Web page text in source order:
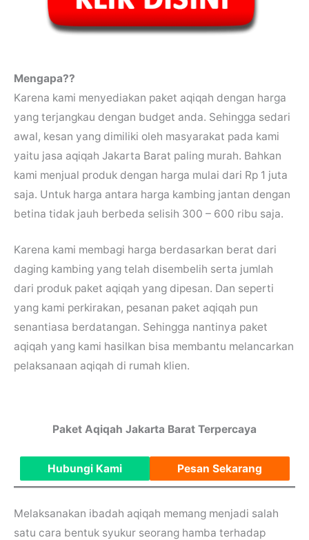
Mengapa??
Karena kami menyediakan paket aqiqah dengan harga
yang terjangkau dengan budget anda. Sehingga sedari
awal, kesan yang dimiliki oleh masyarakat pada kami
yaitu jasa aqiqah Jakarta Barat paling murah. Bahkan
kami menjual produk dengan harga mulai dari Rp 1 juta
saja. Untuk harga antara harga kambing jantan dengan
betina tidak jauh berbeda selisih 300 – 600 ribu saja.
Karena kami membagi harga berdasarkan berat dari
daging kambing yang telah disembelih serta jumlah
dari produk paket aqiqah yang dipesan. Dan seperti
yang kami perkirakan, pesanan paket aqiqah pun
senantiasa berdatangan. Sehingga nantinya paket
aqiqah yang kami hasilkan bisa membantu melancarkan
pelaksanaan aqiqah di rumah klien.
Paket Aqiqah Jakarta Barat Terpercaya
Hubungi Kami Pesan Sekarang
Melaksanakan ibadah aqiqah memang menjadi salah
satu cara bentuk syukur seorang hamba terhadap